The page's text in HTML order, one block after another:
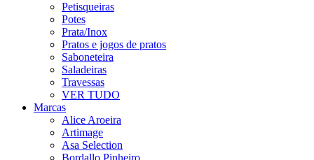
Petisqueiras
Potes
Prata/Inox
Pratos e jogos de pratos
Saboneteira
Saladeiras
Travessas
VER TUDO
Marcas
Alice Aroeira
Artimage
Asa Selection
Bordallo Pinheiro